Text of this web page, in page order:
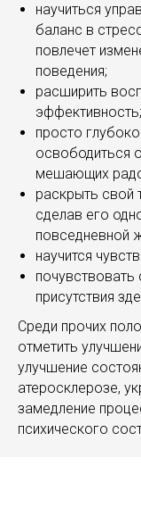
научиться
баланс в
повлечет
поведения;
расширить
эффективность;
просто
освободиться
мешающих
раскрыть свой
сделав его
повседневной
научится
почувствовать
присутствия
Среди прочих
отметить
улучшение
атеросклерозе,
замедление
психического